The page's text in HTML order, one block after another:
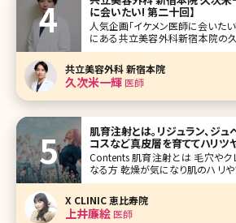
に会いたい! 第二十回】
人気企画「イケメン医師に会いた
にある共立美容外科新宿本院の久
先生です。 全国に広く拠点を展開し、38年を超える歩みを刻
んでいる「共立美容外科」。その
は、形成外科の世界で医師として
ました。その
共立美容外科 新宿本院
久次米一輝医師
肌育注射とは。リジュラン、ジュ
コスなど真皮層を育ててハリツ
お悩みごとに解説
Contents 肌育注射とは 毛穴やクレーターが全体的に気に
なる方 乾燥が気になり肌のハリ
にケアできないので持続重視の
ントで行いたい方 まとめ 赤ちゃんのようなもちもちっとした
弾力のある柔らかい肌になりたい!
X CLINIC 恵比寿院
上井廉絵医師